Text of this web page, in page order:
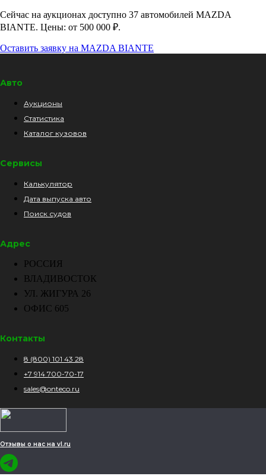
Сейчас на аукционах доступно 37 автомобилей MAZDA
BIANTE. Цены: от 500 000 ₽.
Оставить заявку на MAZDA BIANTE
Авто
Аукционы
Статистика
Каталог кузовов
Сервисы
Калькулятор
Дата выпуска авто
Поиск судов
Адрес
РОССИЯ
ВЛАДИВОСТОК
УЛ. ЖИГУРА 26
ОФИС 605
Контакты
8 (800) 101 43 28
+7 914 700-70-17
sales@onteco.ru
Отзывы о нас на vl.ru